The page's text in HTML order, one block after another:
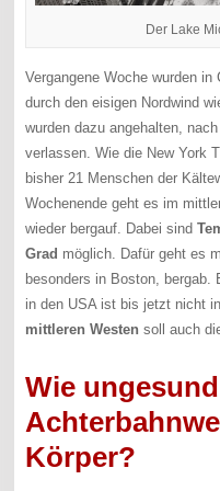
Der Lake
Vergangene Woche wurden
durch den eisigen Nordwind
wurden dazu angehalten,
verlassen. Wie die New York
bisher 21 Menschen der
Wochenende geht es im
wieder bergauf. Dabei sind
Grad möglich. Dafür geht es
besonders in Boston, bergab.
in den USA ist bis jetzt nicht
mittleren Westen soll auch
Wie
Körper?